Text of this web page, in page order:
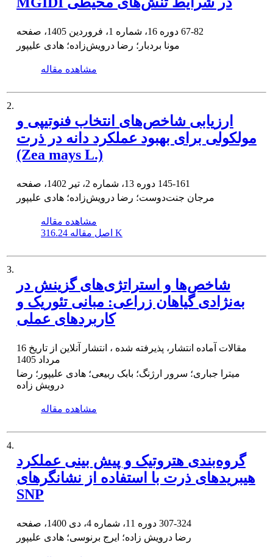
67-82
مونا بردبار؛ رضا درویش‌زاده؛ هادی علیپور
مشاهده مقاله
2.
ارزیابی شاخص‌های انتخاب فنوتیپی و
مولکولی برای بهبود عملکرد دانه در ذرت
(Zea mays L.)
145-161
مرجان جنت‌دوست؛ رضا درویش‌زاده؛ هادی علیپور
مشاهده مقاله
اصل مقاله 316.24 K
3.
شاخص‌ها و استراتژی‌های گزینش در
به‌نژادی گیاهان زراعی: مبانی تئوریک و
کاربردهای عملی
مقالات آماده انتشار، پذیرفته شده ، انتشار آنلاین از تاریخ 16
مرداد 1405
میترا جباری؛ سرور ارژنگ؛ بابک ربیعی؛ هادی علیپور؛ رضا
درویش زاده
مشاهده مقاله
4.
گروه‌بندی هتروتیک و پیش بینی عملکرد
هیبریدهای ذرت با استفاده از نشانگرهای
SNP
307-324
رضا درویش زاده؛ ایرج برنوسی؛ هادی علیپور